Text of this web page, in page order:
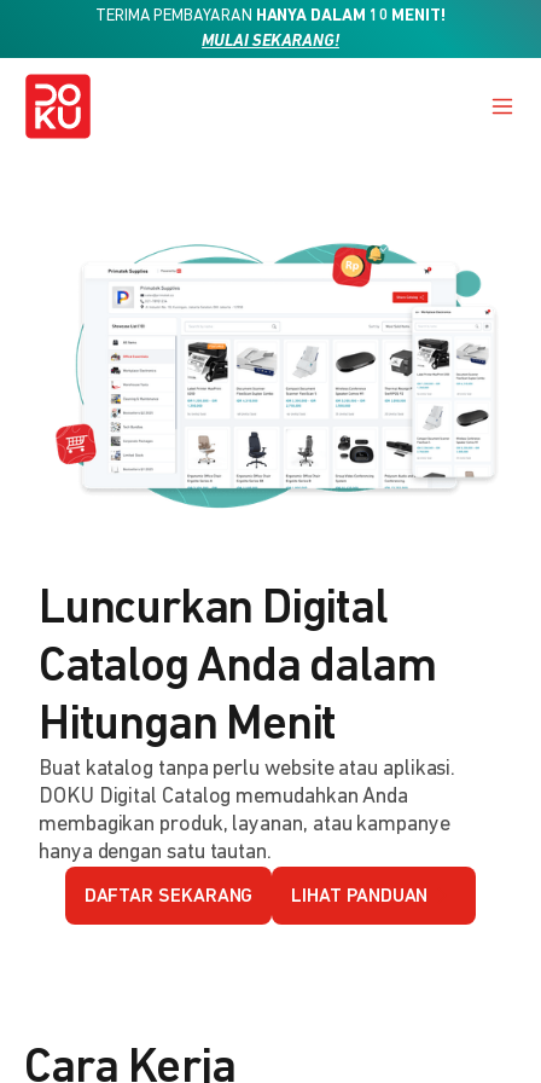
TERIMA PEMBAYARAN HANYA DALAM 10 MENIT!
MULAI SEKARANG!
Luncurkan Digital
Catalog Anda dalam
Hitungan Menit
Buat katalog tanpa perlu website atau aplikasi.
DOKU Digital Catalog memudahkan Anda
membagikan produk, layanan, atau kampanye
hanya dengan satu tautan.
DAFTAR SEKARANG LIHAT PANDUAN
Cara Kerja